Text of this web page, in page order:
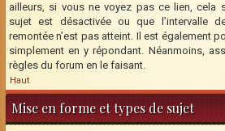
ailleurs, si vous ne voyez pas ce lien, cela
sujet est désactivée ou que l’intervalle
remontée n’est pas atteint. Il est également
simplement en y répondant. Néanmoins,
règles du forum en le faisant.
Haut
Mise en forme et types de sujet